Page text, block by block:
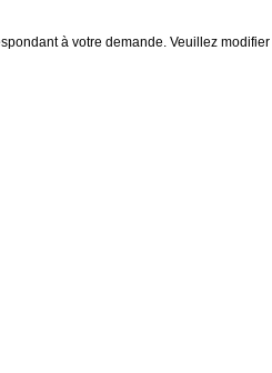
à votre demande. Veuillez